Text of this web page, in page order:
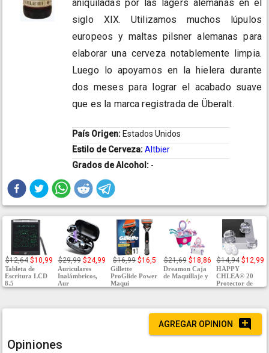
aniquiladas por las lagers alemanas en el
siglo XIX. Utilizamos muchos lúpulos
europeos y maltas pilsner alemanas para
elaborar una cerveza notablemente limpia.
Luego lo apoyamos en la hielera durante
dos meses para lograr el acabado suave
que es la marca registrada de Überalt.
País Origen: Estados Unidos
Estilo de Cerveza:Altbier
Grados de Alcohol: -
$12,64 $10,99
Tableta de
Escritura LCD
8.5
$29,99 $24,99
Auriculares
Inalámbricos,
Aur
$16,99 $16,5
Gillette
ProGlide Power
Maqui
$21,69 $18,86
Dreamon Caja
de Maquillaje y
$14,94 $12,99
HAPPY
CHLEA® 20
Protector de
AGREGAR OPINION
Opiniones